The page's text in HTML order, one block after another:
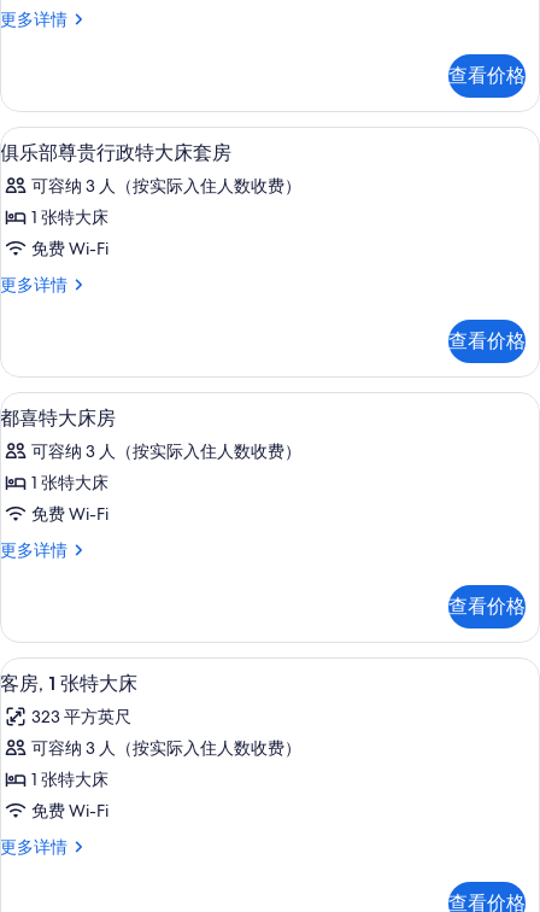
政
房
的
所
有
照
片
更多详情
尊
套
房
更
信
息
查看价格
显
示
俱
乐
尊
行
政
特
大
床
套
房
有
照
片
迷你吧、客房内保险箱、办公桌、笔
9
俱乐部尊贵行政特大床套房
可容纳 3 人（按实际入住人数收费）
1 张特大床
免费 Wi-Fi
更多详情
俱
贵
行
政
特
大
床
房
更
多
查看价格
显
示
都
喜
大
房
的
所
有
照
片
5
都喜特大床房
可容纳 3 人（按实际入住人数收费）
1 张特大床
免费 Wi-Fi
更多详情
都
床
房
更
信
息
查看价格
显
示
客
房,
1
张
特
迷你吧、客房内保险箱、办公桌、笔
4
客房, 1 张特大床
323 平方英尺
可容纳 3 人（按实际入住人数收费）
1 张特大床
免费 Wi-Fi
更多详情
客
查看价格